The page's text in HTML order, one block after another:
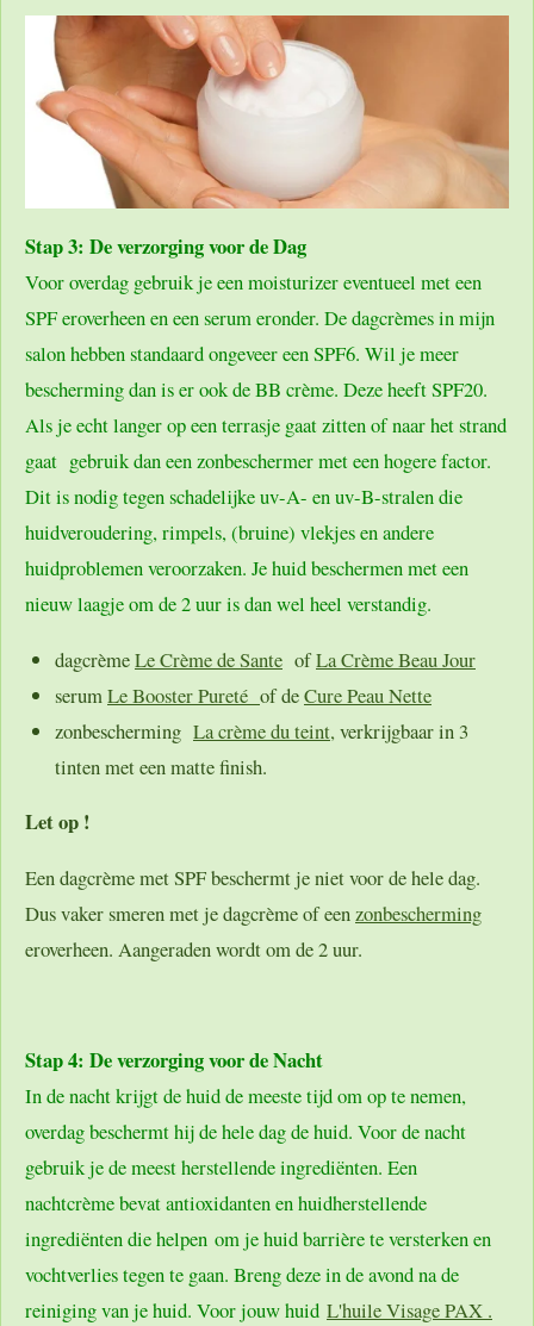
Stap 3: De verzorging voor de Dag
Voor overdag gebruik je een moisturizer eventueel met een
SPF eroverheen en een serum eronder. De dagcrèmes in mijn
salon hebben standaard ongeveer een SPF6. Wil je meer
bescherming dan is er ook de BB crème. Deze heeft SPF20.
Als je echt langer op een terrasje gaat zitten of naar het strand
gaat gebruik dan een zonbeschermer met een hogere factor.
Dit is nodig tegen schadelijke uv-A- en uv-B-stralen die
huidveroudering, rimpels, (bruine) vlekjes en andere
huidproblemen veroorzaken. Je huid beschermen met een
nieuw laagje om de 2 uur is dan wel heel verstandig.
dagcrèmeLe Crème de Sante ofLa Crème Beau Jour
serumLe Booster Pureté of deCure Peau Nette
zonbescherming La crème du teint, verkrijgbaar in 3
tinten met een matte finish.
Let op !
Een dagcrème met SPF beschermt je niet voor de hele dag.
Dus vaker smeren met je dagcrème of eenzonbescherming
eroverheen. Aangeraden wordt om de 2 uur.
Stap 4: De verzorging voor de Nacht
In de nacht krijgt de huid de meeste tijd om op te nemen,
overdag beschermt hij de hele dag de huid. Voor de nacht
gebruik je de meest herstellende ingrediënten. Een
nachtcrème bevat antioxidanten en huidherstellende
ingrediënten die helpen om je huid barrière te versterken en
vochtverlies tegen te gaan. Breng deze in de avond na de
reiniging van je huid. Voor jouw huid L'huile Visage PAX .